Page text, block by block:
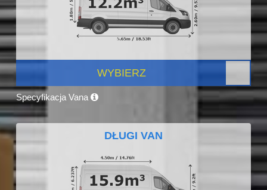
WYBIERZ
Specyfikacja Vana
DŁUGI VAN